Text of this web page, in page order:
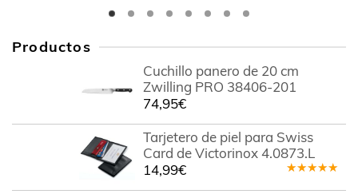
Productos
Cuchillo panero de 20 cm
Zwilling PRO 38406-201
74,95€
Tarjetero de piel para Swiss
Card de Victorinox 4.0873.L
14,99€